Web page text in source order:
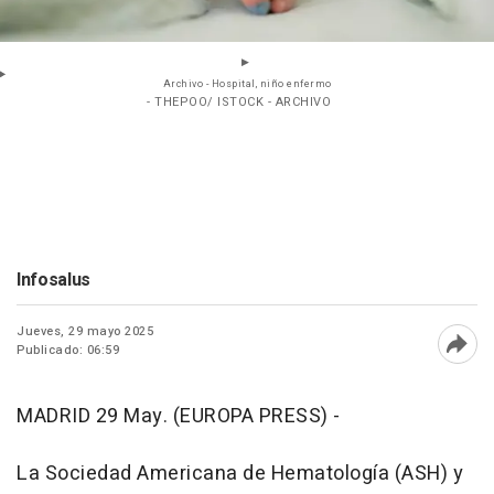
Archivo - Hospital, niño enfermo
- THEPOO/ ISTOCK - ARCHIVO
Infosalus
Jueves, 29 mayo 2025
Publicado: 06:59
MADRID 29 May. (EUROPA PRESS) -
La Sociedad Americana de Hematología (ASH) y